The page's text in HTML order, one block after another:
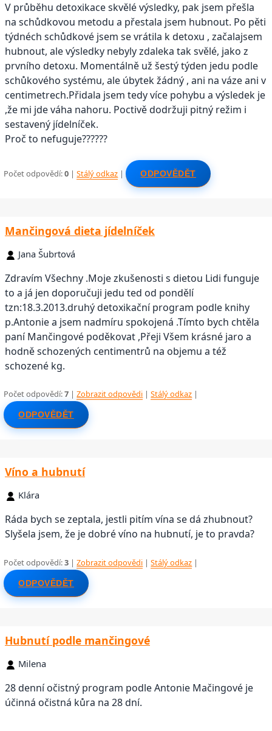
V průběhu detoxikace skvělé výsledky, pak jsem přešla
na schůdkovou metodu a přestala jsem hubnout. Po pěti
týdnéch schůdkové jsem se vrátila k detoxu , začalajsem
hubnout, ale výsledky nebyly zdaleka tak svělé, jako z
prvního detoxu. Momentálně už šestý týden jedu podle
schůkového systému, ale úbytek žádný , ani na váze ani v
centimetrech.Přidala jsem tedy více pohybu a výsledek je
,že mi jde váha nahoru. Poctivě dodržuji pitný režim i
sestavený jídelníček.
Proč to nefuguje??????
Počet odpovědí:0 |Stálý odkaz | ODPOVĚDĚT
Mančingová dieta jídelníček
Jana Šubrtová
Zdravím Všechny .Moje zkušenosti s dietou Lidi funguje
to a já jen doporučuji jedu ted od pondělí
tzn:18.3.2013.druhý detoxikační program podle knihy
p.Antonie a jsem nadmíru spokojená .Tímto bych chtěla
paní Mančingové poděkovat ,Přeji Všem krásné jaro a
hodně schozených centimentrů na objemu a též
schozené kg.
Počet odpovědí:7 |Zobrazit odpovědi |Stálý odkaz |
ODPOVĚDĚT
Víno a hubnutí
Klára
Ráda bych se zeptala, jestli pitím vína se dá zhubnout?
Slyšela jsem, že je dobré víno na hubnutí, je to pravda?
Počet odpovědí:3 |Zobrazit odpovědi |Stálý odkaz |
ODPOVĚDĚT
Hubnutí podle mančingové
Milena
28 denní očistný program podle Antonie Mačingové je
účinná očistná kůra na 28 dní.